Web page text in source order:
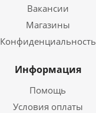
Вакансии
Магазины
Конфиденциальность
Информация
Помощь
Условия оплаты